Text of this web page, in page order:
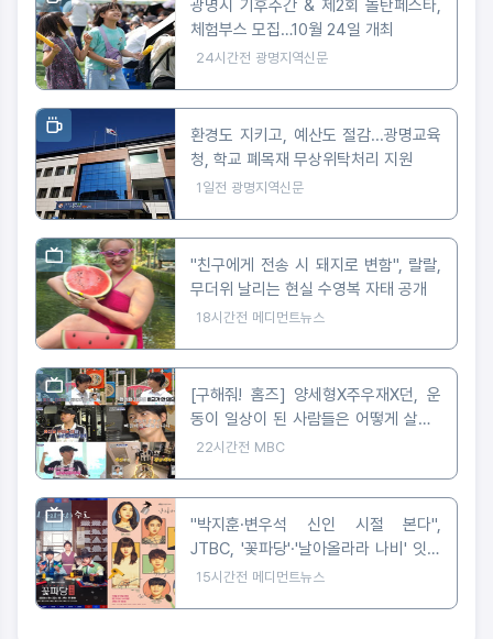
광명시 기후주간 & 제2회 놀탄페스타,
체험부스 모집…10월 24일 개최
24시간전 광명지역신문
환경도 지키고, 예산도 절감...광명교육
청, 학교 폐목재 무상위탁처리 지원
1일전 광명지역신문
"친구에게 전송 시 돼지로 변함", 랄랄,
무더위 날리는 현실 수영복 자태 공개
18시간전 메디먼트뉴스
[구해줘! 홈즈] 양세형X주우재X던, 운
동이 일상이 된 사람들은 어떻게 살까?
'운동세권' 임장 특집!
22시간전 MBC
"박지훈·변우석 신인 시절 본다",
JTBC, '꽃파당'·'날아올라라 나비' 잇따
라 편성
15시간전 메디먼트뉴스